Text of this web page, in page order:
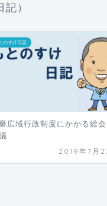
）
のすけ日記
広域行政制度にかかる総
2019年7月